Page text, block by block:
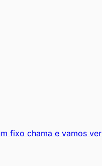
fixo chama e vamos ver